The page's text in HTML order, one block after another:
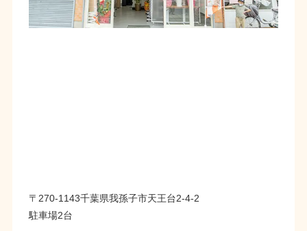
〒270-1143千葉県我孫子市天王台2-4-2
駐車場2台